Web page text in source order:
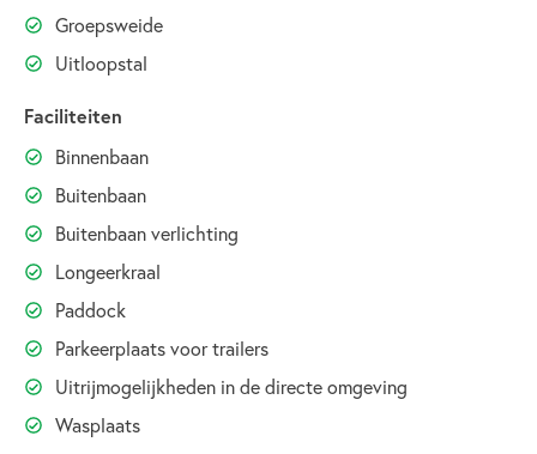
Groepsweide
Uitloopstal
Faciliteiten
Binnenbaan
Buitenbaan
Buitenbaan verlichting
Longeerkraal
Paddock
Parkeerplaats voor trailers
Uitrijmogelijkheden in de directe omgeving
Wasplaats